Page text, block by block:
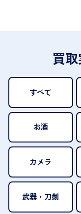
買
すべて
お酒
カメラ
武器・刀剣